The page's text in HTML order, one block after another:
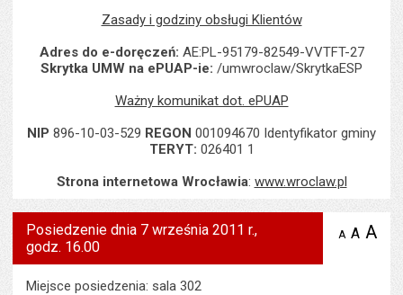
Zasady i godziny obsługi Klientów
Adres do e-doręczeń: AE:PL-95179-82549-VVTFT-27
Skrytka UMW na ePUAP-ie: /umwroclaw/SkrytkaESP
Ważny komunikat dot. ePUAP
NIP 896-10-03-529 REGON 001094670 Identyfikator gminy
TERYT: 026401 1
Strona internetowa Wrocławia: www.wroclaw.pl
Posiedzenie dnia 7 września 2011 r.,
godz. 16.00
A zmniejsz
A A
Miejsce posiedzenia: sala 302